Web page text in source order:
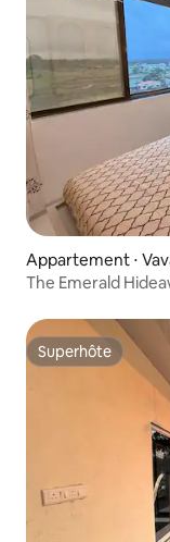
Appartement ⋅
The Emerald
Superhôte
Superhôte